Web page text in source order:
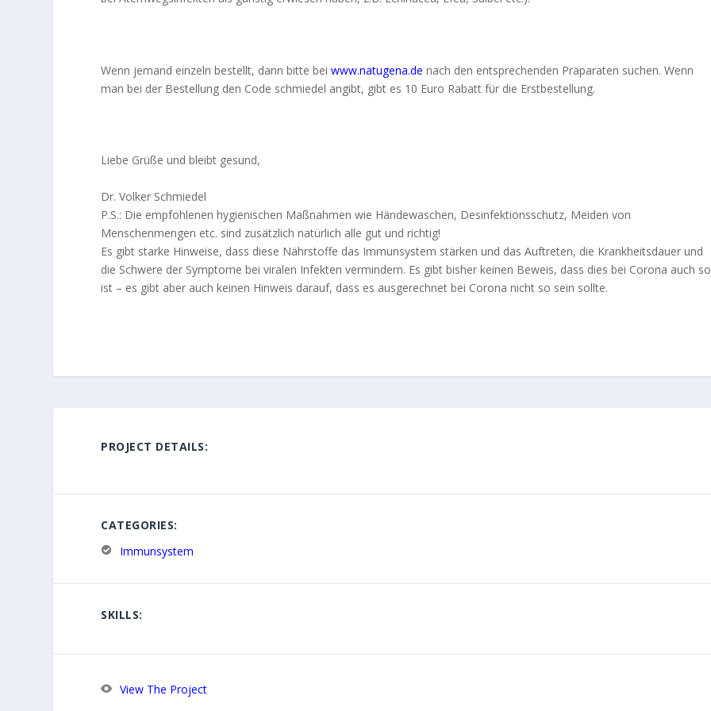
Wenn jemand einzeln bestellt, dann bitte beiwww.natugena.de nach den entsprechenden Präparaten suchen. Wenn
man bei der Bestellung den Code schmiedel angibt, gibt es 10 Euro Rabatt für die Erstbestellung.
Liebe Grüße und bleibt gesund,
Dr. Volker Schmiedel
P.S.: Die empfohlenen hygienischen Maßnahmen wie Händewaschen, Desinfektionsschutz, Meiden von
Menschenmengen etc. sind zusätzlich natürlich alle gut und richtig!
Es gibt starke Hinweise, dass diese Nährstoffe das Immunsystem stärken und das Auftreten, die Krankheitsdauer und
die Schwere der Symptome bei viralen Infekten vermindern. Es gibt bisher keinen Beweis, dass dies bei Corona auch so
ist – es gibt aber auch keinen Hinweis darauf, dass es ausgerechnet bei Corona nicht so sein sollte.
PROJECT DETAILS:
CATEGORIES:
Immunsystem
SKILLS:
View The Project